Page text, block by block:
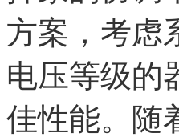
方案，考虑
电压等级的
佳性能。随